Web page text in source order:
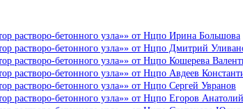
растворо-бетонного узла»» от Нцпо Ирина Большова
растворо-бетонного узла»» от Нцпо Дмитрий
растворо-бетонного узла»» от Нцпо Кошерева
растворо-бетонного узла»» от Нцпо Авдеев
растворо-бетонного узла»» от Нцпо Сергей Увранов
растворо-бетонного узла»» от Нцпо Егоров Анатолий